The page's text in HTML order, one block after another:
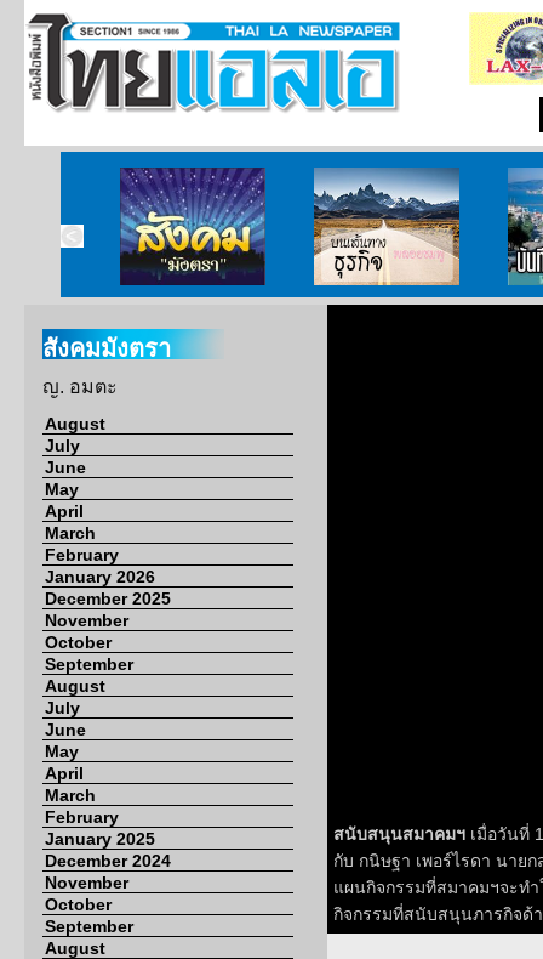
สังคมมังตรา บนเส้นทางธุรกิจ บั
สังคมมังตรา
ญ. อมตะ
August
July
June
May
April
March
February
January 2026
December 2025
November
October
September
August
July
June
May
April
March
February
January 2025
December 2024
November
October
September
August
สนับสนุนสมาคมฯ เมื่อวันที่
กับ กนิษฐา เพอร์ไรดา นาย
แผนกิจกรรมที่สมาคมฯจะท
กิจกรรมที่สนับสนุนภารกิจด้